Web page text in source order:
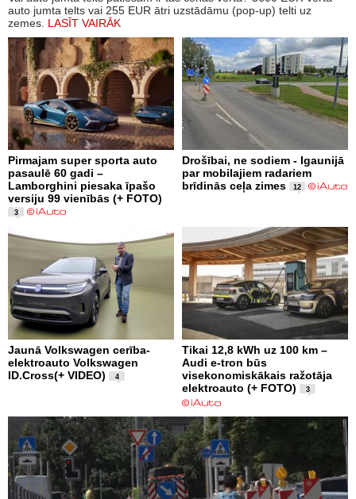
auto jumta telts vai 255 EUR ātri uzstādāmu (pop-up) telti uz
zemes. LASĪT VAIRĀK
Pirmajam super sporta auto
pasaulē 60 gadi –
Lamborghini piesaka īpašo
versiju 99 vienībās (+ FOTO)
3
Drošībai, ne sodiem - Igaunijā
par mobilajiem radariem
brīdinās ceļa zimes
12
Jaunā Volkswagen cerība-
elektroauto Volkswagen
ID.Cross(+ VIDEO)
4
Tikai 12,8 kWh uz 100 km –
Audi e-tron būs
visekonomiskākais ražotāja
elektroauto (+ FOTO)
3